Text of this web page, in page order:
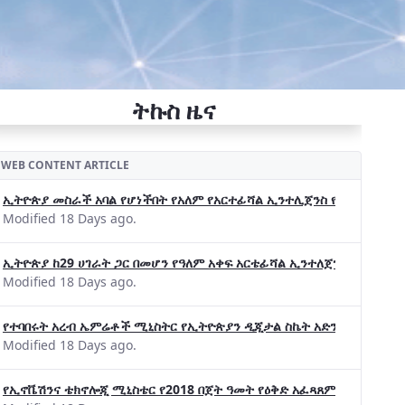
ትኩስ ዜና
WEB CONTENT ARTICLE
ኢትዮጵያ መስራች አባል የሆነችበት የአለም የአርተፊሻል ኢንተሊጀንስ የትብብር
Modified 18 Days ago.
ኢትዮጵያ ከ29 ሀገራት ጋር በመሆን የዓለም አቀፍ አርቴፊሻል ኢንተለጀንስ ትብብር
Modified 18 Days ago.
የተባበሩት አረብ ኤምሬቶች ሚኒስትር የኢትዮጵያን ዲጂታል ስኬት አድንቀዋል
Modified 18 Days ago.
የኢኖቬሽንና ቴክኖሎጂ ሚኒስቴር የ2018 በጀት ዓመት የዕቅድ አፈጻጸምና የቀጣይ